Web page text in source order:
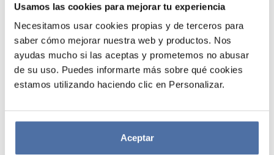
Usamos las cookies para mejorar tu experiencia
Necesitamos usar cookies propias y de terceros para
saber cómo mejorar nuestra web y productos. Nos
ayudas mucho si las aceptas y prometemos no abusar
de su uso. Puedes informarte más sobre qué cookies
estamos utilizando haciendo clic en Personalizar.
Aceptar
ETIQUETAS ADHESIVAS SHREK